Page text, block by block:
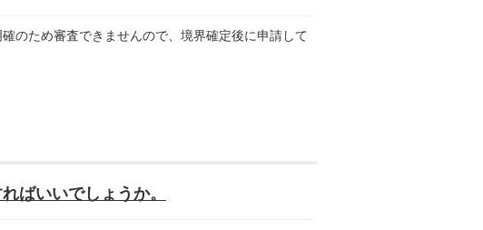
のため審査できませんので、境界確定後に申請して
ばいいでしょうか。